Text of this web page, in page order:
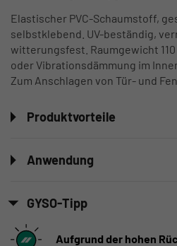
Elastischer PVC-Schaumstoff,
selbstklebend. UV-beständig,
witterungsfest. Raumgewicht
oder Vibrationsdämmung im
Zum Anschlagen von Tür- und
Produktvorteile
Anwendung
GYSO-Tipp
Aufgrund der hohen